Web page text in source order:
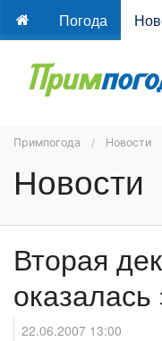
Погода
Примпогода Новости
Новости
Вторая
22.06.2007 13:00